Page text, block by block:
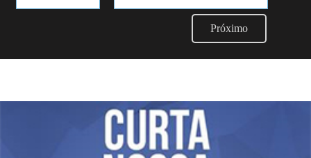
Próximo